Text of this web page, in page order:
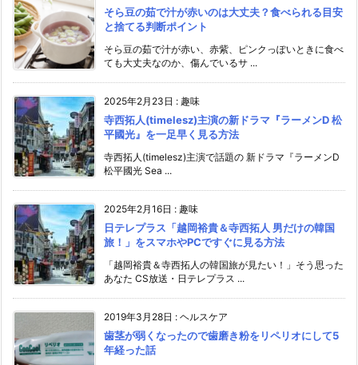
そら豆の茹で汁が赤いのは大丈夫？食べられる目安
と捨てる判断ポイント
そら豆の茹で汁が赤い、赤紫、ピンクっぽいときに食べ
ても大丈夫なのか、傷んでいるサ ...
2025年2月23日 : 趣味
寺西拓人(timelesz)主演の新ドラマ『ラーメンD 松
平國光』を一足早く見る方法
寺西拓人(timelesz)主演で話題の 新ドラマ『ラーメンD
松平國光 Sea ...
2025年2月16日 : 趣味
日テレプラス「越岡裕貴＆寺西拓人 男だけの韓国
旅！」をスマホやPCですぐに見る方法
「越岡裕貴＆寺西拓人の韓国旅が見たい！」そう思った
あなた CS放送・日テレプラス ...
2019年3月28日 : ヘルスケア
歯茎が弱くなったので歯磨き粉をリペリオにして5
年経った話